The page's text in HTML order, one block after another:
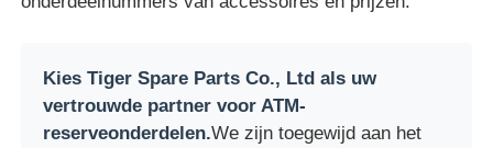
Kies Tiger Spare Parts Co., Ltd als uw
vertrouwde partner voor ATM-
reserveonderdelen.We zijn toegewijd aan het